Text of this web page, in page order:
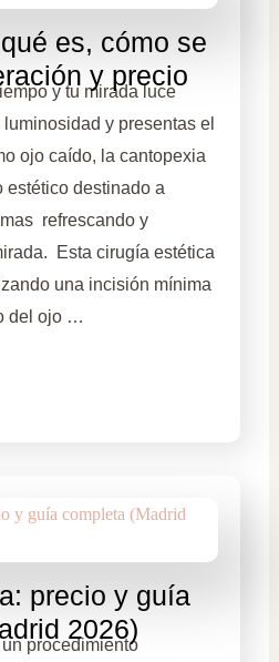
es, cómo se
y precio
y tu mirada luce
y presentas el
ojo caído, la cantopexia
estético destinado a
refrescando y
Esta cirugía estética
una incisión mínima
del ojo …
precio y guía
2026)
procedimiento